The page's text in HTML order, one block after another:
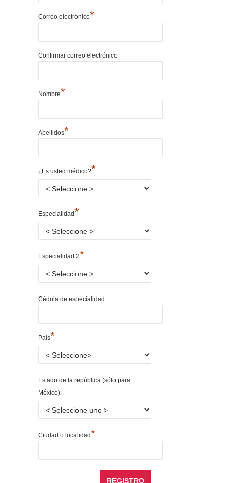
Correo electrónico*
Confirmar correo electrónico
Nombre*
Apellidos*
¿Es usted médico?*
Especialidad*
Especialidad 2*
Cédula de especialidad
País*
Estado de la república (sólo para
México)
Ciudad o localidad*